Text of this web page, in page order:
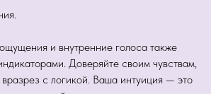
и внутренние голоса также
Доверяйте своим чувствам,
с логикой. Ваша интуиция — это